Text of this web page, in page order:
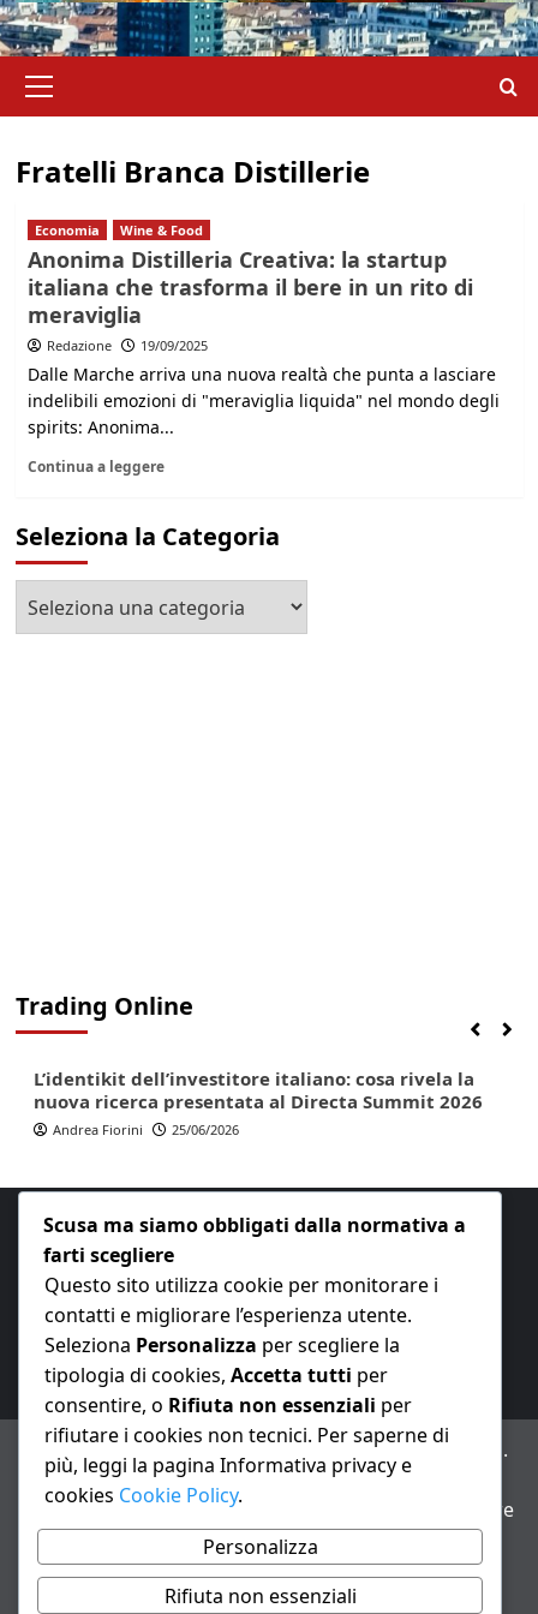
principale
Fratelli Branca Distillerie
Economia Wine & Food
Anonima Distilleria Creativa: la startup
italiana che trasforma il bere in un rito di
meraviglia
Redazione 19/09/2025
Dalle Marche arriva una nuova realtà che punta a lasciare
indelibili emozioni di "meraviglia liquida" nel mondo degli
spirits: Anonima...
Continua a leggere
Seleziona la Categoria
la
Trading Online
L’identikit dell’investitore italiano: cosa rivela la
nuova ricerca presentata al Directa Summit 2026
Andrea Fiorini 25/06/2026
E-mail:redazione@nuovaeconomia.it
ANNO XXIII – Testata giornalistica reg. Trib. Milano n.
487 del 20/9/2002 – Dir. resp. Andrea Fiorini
Avviso IA: alcuni articoli di questo sito possono essere
realizzati con il supporto di sistemi di intelligenza
artificiale con supervisione e verifica di un redattore
Informativa privacy e cookie
Scusa ma siamo obbligati dalla normativa a
farti scegliere
Questo sito utilizza cookie per monitorare i
contatti e migliorare l’esperienza utente.
Seleziona Personalizza per scegliere la
tipologia di cookies, Accetta tutti per
consentire, o Rifiuta non essenziali per
rifiutare i cookies non tecnici. Per saperne di
più, leggi la pagina Informativa privacy e
cookies Cookie Policy.
Personalizza
Rifiuta non essenziali